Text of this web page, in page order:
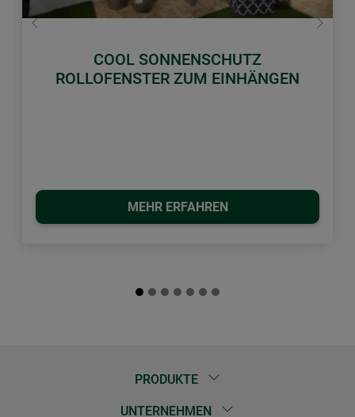
COOL SONNENSCHUTZ
ROLLOFENSTER ZUM EINHÄNGEN
MEHR ERFAHREN
Zurück Weiter
PRODUKTE
UNTERNEHMEN